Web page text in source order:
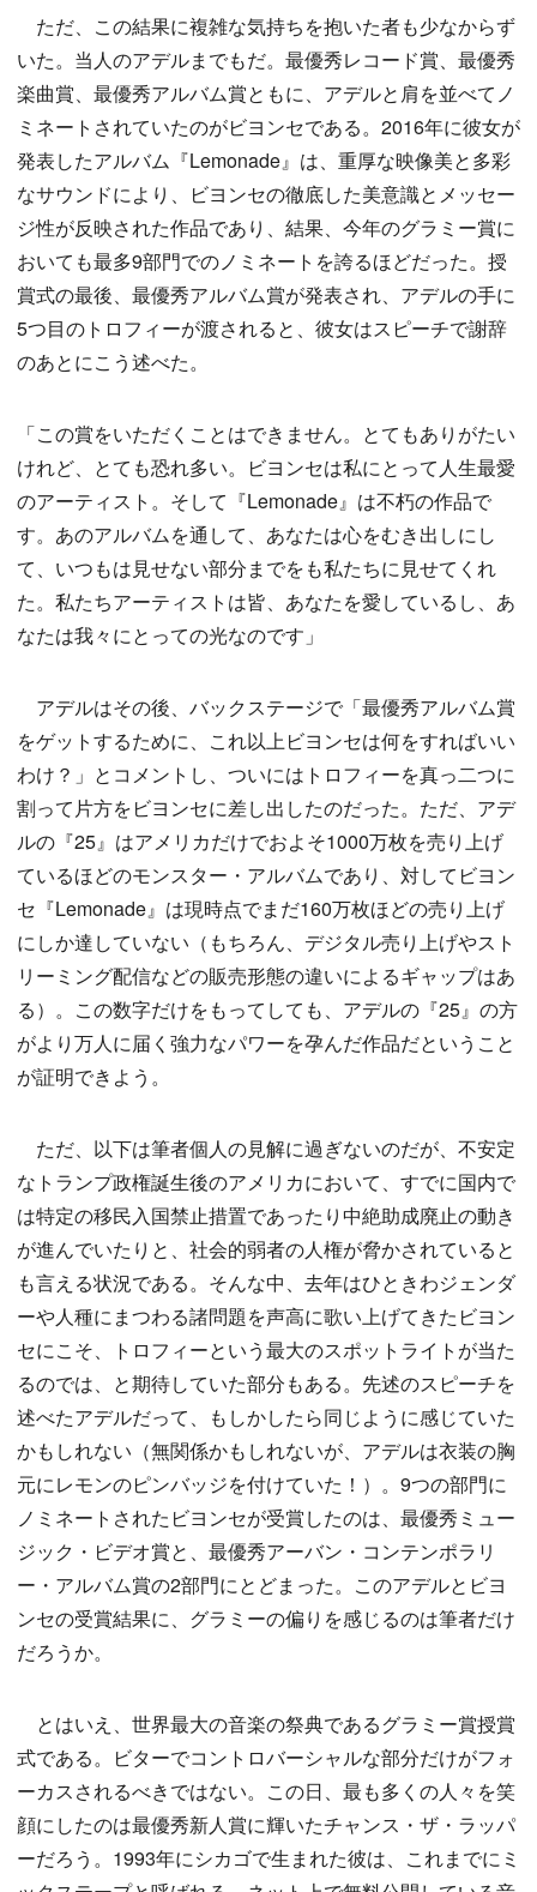
ただ、この結果に複雑な気持ちを抱いた者も少なからず
いた。当人のアデルまでもだ。最優秀レコード賞、最優秀
楽曲賞、最優秀アルバム賞ともに、アデルと肩を並べてノ
ミネートされていたのがビヨンセである。2016年に彼女が
発表したアルバム『Lemonade』は、重厚な映像美と多彩
なサウンドにより、ビヨンセの徹底した美意識とメッセー
ジ性が反映された作品であり、結果、今年のグラミー賞に
おいても最多9部門でのノミネートを誇るほどだった。授
賞式の最後、最優秀アルバム賞が発表され、アデルの手に
5つ目のトロフィーが渡されると、彼女はスピーチで謝辞
のあとにこう述べた。
「この賞をいただくことはできません。とてもありがたい
けれど、とても恐れ多い。ビヨンセは私にとって人生最愛
のアーティスト。そして『Lemonade』は不朽の作品で
す。あのアルバムを通して、あなたは心をむき出しにし
て、いつもは見せない部分までをも私たちに見せてくれ
た。私たちアーティストは皆、あなたを愛しているし、あ
なたは我々にとっての光なのです」
アデルはその後、バックステージで「最優秀アルバム賞
をゲットするために、これ以上ビヨンセは何をすればいい
わけ？」とコメントし、ついにはトロフィーを真っ二つに
割って片方をビヨンセに差し出したのだった。ただ、アデ
ルの『25』はアメリカだけでおよそ1000万枚を売り上げ
ているほどのモンスター・アルバムであり、対してビヨン
セ『Lemonade』は現時点でまだ160万枚ほどの売り上げ
にしか達していない（もちろん、デジタル売り上げやスト
リーミング配信などの販売形態の違いによるギャップはあ
る）。この数字だけをもってしても、アデルの『25』の方
がより万人に届く強力なパワーを孕んだ作品だということ
が証明できよう。
ただ、以下は筆者個人の見解に過ぎないのだが、不安定
なトランプ政権誕生後のアメリカにおいて、すでに国内で
は特定の移民入国禁止措置であったり中絶助成廃止の動き
が進んでいたりと、社会的弱者の人権が脅かされていると
も言える状況である。そんな中、去年はひときわジェンダ
ーや人種にまつわる諸問題を声高に歌い上げてきたビヨン
セにこそ、トロフィーという最大のスポットライトが当た
るのでは、と期待していた部分もある。先述のスピーチを
述べたアデルだって、もしかしたら同じように感じていた
かもしれない（無関係かもしれないが、アデルは衣装の胸
元にレモンのピンバッジを付けていた！）。9つの部門に
ノミネートされたビヨンセが受賞したのは、最優秀ミュー
ジック・ビデオ賞と、最優秀アーバン・コンテンポラリ
ー・アルバム賞の2部門にとどまった。このアデルとビヨ
ンセの受賞結果に、グラミーの偏りを感じるのは筆者だけ
だろうか。
とはいえ、世界最大の音楽の祭典であるグラミー賞授賞
式である。ビターでコントロバーシャルな部分だけがフォ
ーカスされるべきではない。この日、最も多くの人々を笑
顔にしたのは最優秀新人賞に輝いたチャンス・ザ・ラッパ
ーだろう。1993年にシカゴで生まれた彼は、これまでにミ